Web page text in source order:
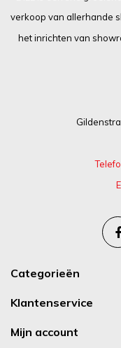
verkoop van allerhande
het inrichten van
Categorieën
Klantenservice
Mijn account